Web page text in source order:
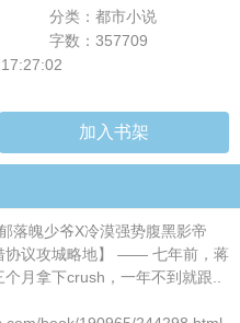
分类：都市小说
字数：357709
加入书架
落魄少爷X冷漠强势腹黑影帝
协议攻城略地】 —— 七年前，蒋
月拿下crush，一年不到就跟..